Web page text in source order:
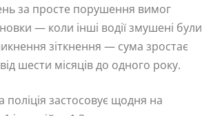
за просте порушення вимог
— коли інші водії змушені були
зіткнення — сума зростає
шести місяців до одного року.
застосовує щодня на